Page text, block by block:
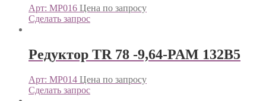
Арт: МР016 Цена по запросу
Сделать запрос
Редуктор TR 78 -9,64-PAM 132B5
Арт: МР014 Цена по запросу
Сделать запрос